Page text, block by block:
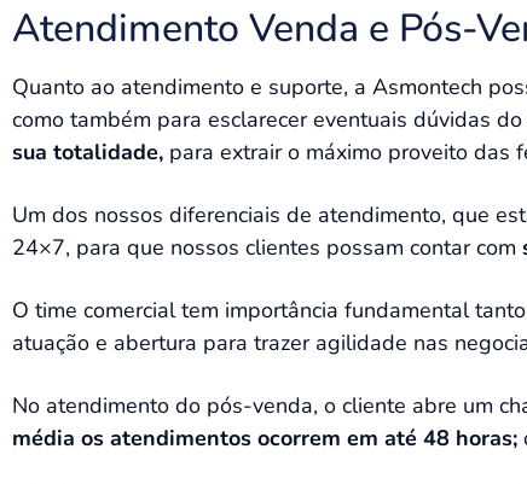
Atendimento Venda e Pós-
Quanto ao atendimento e suporte, a Asmontech
como também para esclarecer eventuais dúvidas
sua totalidade, para extrair o máximo proveito das
Um dos nossos diferenciais de atendimento, que
24×7, para que nossos clientes possam contar com
O time comercial tem importância fundamental
atuação e abertura para trazer agilidade nas
No atendimento do pós-venda, o cliente abre um
média os atendimentos ocorrem em até 48 horas;